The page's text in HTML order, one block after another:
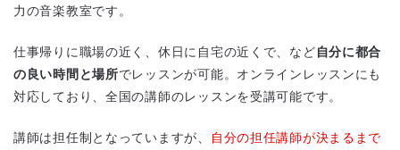
力の音楽教室です。
仕事帰りに職場の近く、休日に自宅の近くで、など自分に都合
の良い時間と場所でレッスンが可能。オンラインレッスンにも
対応しており、全国の講師のレッスンを受講可能です。
講師は担任制となっていますが、 自分の担任講師が決まるまで